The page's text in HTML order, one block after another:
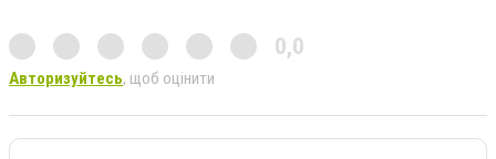
0,0
Авторизуйтесь, щоб оцінити